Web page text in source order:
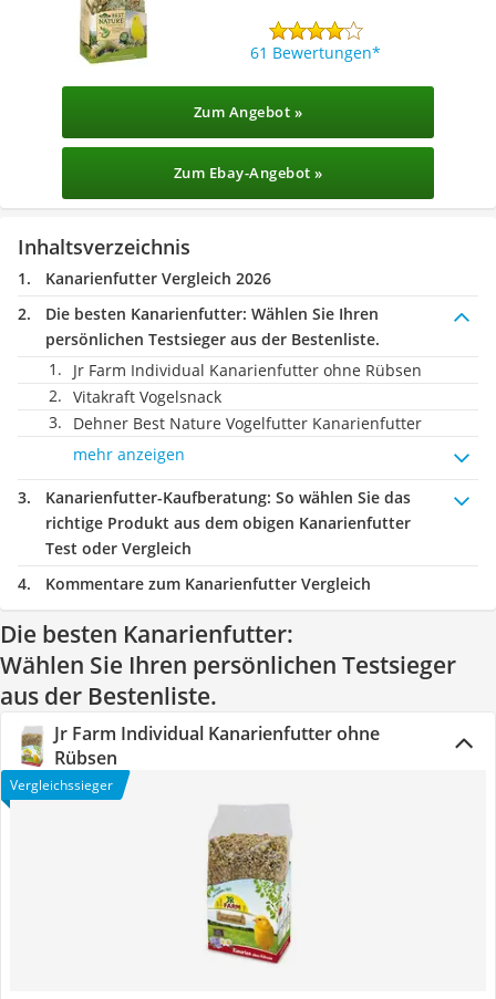
61 Bewertungen
Zum Angebot »
Zum Ebay-Angebot »
Inhaltsverzeichnis
Kanarienfutter Vergleich 2026
Die besten Kanarienfutter: Wählen Sie Ihren
persönlichen Testsieger aus der Bestenliste.
Jr Farm Individual Kanarienfutter ohne Rübsen
Vitakraft Vogelsnack
Dehner Best Nature Vogelfutter Kanarienfutter
mehr anzeigen
Kanarienfutter-Kaufberatung: So wählen Sie das
richtige Produkt aus dem obigen Kanarienfutter
Test oder Vergleich
Kommentare zum Kanarienfutter Vergleich
Die besten Kanarienfutter:
Wählen Sie Ihren persönlichen Testsieger
aus der Bestenliste.
Jr Farm Individual Kanarienfutter ohne
Rübsen
Vergleichssieger